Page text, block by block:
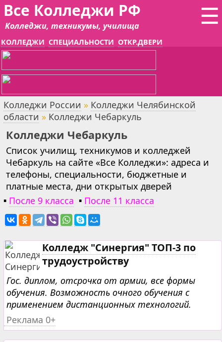
☰
Все Колледжи РФ
Колледжи, техникумы, училища
КОЛЛЕДЖИ СПЕЦИАЛЬНОСТИ ОТКР.ДВЕРИ
Колледжи России » Колледжи Челябинской
области » Колледжи Чебаркуль
Колледжи Чебаркуль
Список училищ, техникумов и колледжей
Чебаркуль на сайте «Все Колледжи»: адреса и
телефоны, специальности, бюджетные и
платные места, дни открытых дверей
▪ После 9 класса ▪ После 11 класса
Колледж "Синергия" ТОП-3 по
трудоустройству
Гос. диплом, отсрочка от армии, все формы
обучения. Возможность очного обучения с
применением дистанционных технологий.
Реклама 0+